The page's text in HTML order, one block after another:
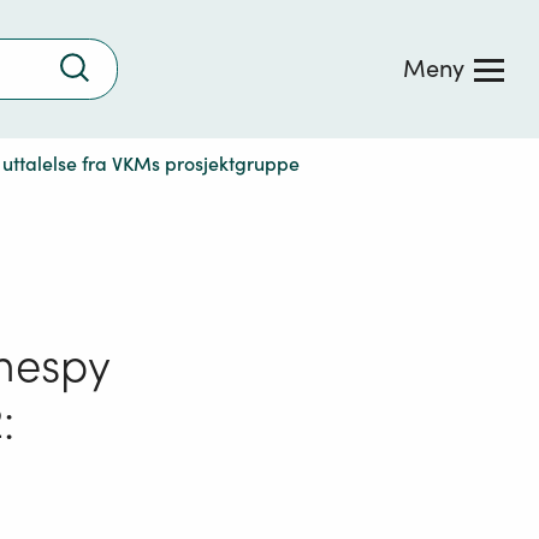
Trykk
søke
Meny
fra VKMs prosjektgruppe